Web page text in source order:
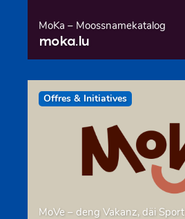
MoKa – Moossnamekatalog
moka.lu
Offres & Initiatives
MoVe – deng Vakanz, däi Sport